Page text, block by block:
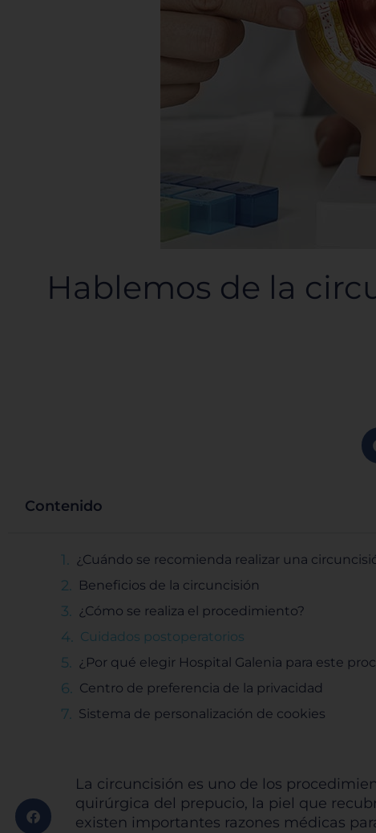
Hablemos de la
Contenido
¿Cuándo se recomienda realizar una
Beneficios de la circuncisión
¿Cómo se realiza el procedimiento?
Cuidados postoperatorios
¿Por qué elegir Hospital Galenia para este
Centro de preferencia de la privacidad
Sistema de personalización de cookies
La circuncisión es uno de los
quirúrgica del prepucio, la piel que
existen importantes razones médicas